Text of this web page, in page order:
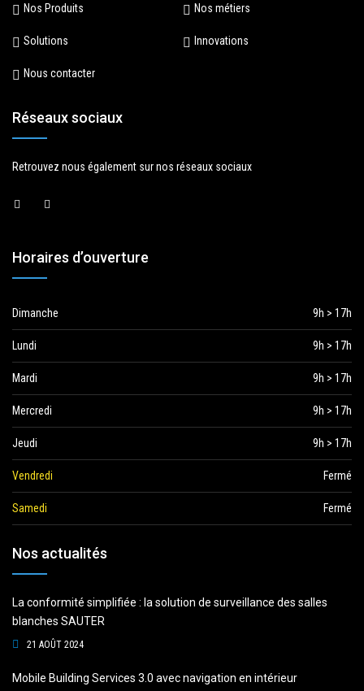
Nos Produits Nos métiers
Solutions Innovations
Nous contacter
Réseaux sociaux
Retrouvez nous également sur nos réseaux sociaux
Horaires d’ouverture
Dimanche 9h > 17h
Lundi 9h > 17h
Mardi 9h > 17h
Mercredi 9h > 17h
Jeudi 9h > 17h
Vendredi Fermé
Samedi Fermé
Nos actualités
La conformité simplifiée : la solution de surveillance des salles
blanches SAUTER
21 AOÛT 2024
Mobile Building Services 3.0 avec navigation en intérieur